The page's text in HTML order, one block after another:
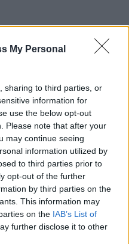
My Personal
sharing to third parties, or
information for
use the below opt-out
Please note that after your
may continue seeing
information utilized by
to third parties prior to
opt-out of the further
by third parties on the
This information may
on the IAB’s List of
further disclose it to other